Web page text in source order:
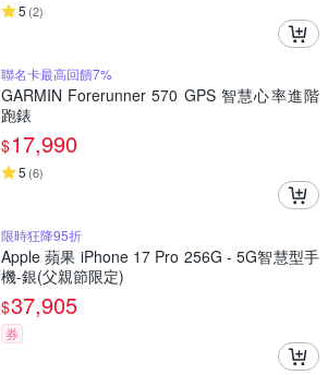
5 (2)
聯名卡最高回饋7%
GARMIN Forerunner 570 GPS 智慧心率進階
跑錶
$17,990
5 (6)
限時狂降95折
Apple 蘋果 iPhone 17 Pro 256G - 5G智慧型手
機-銀(父親節限定)
$37,905
券